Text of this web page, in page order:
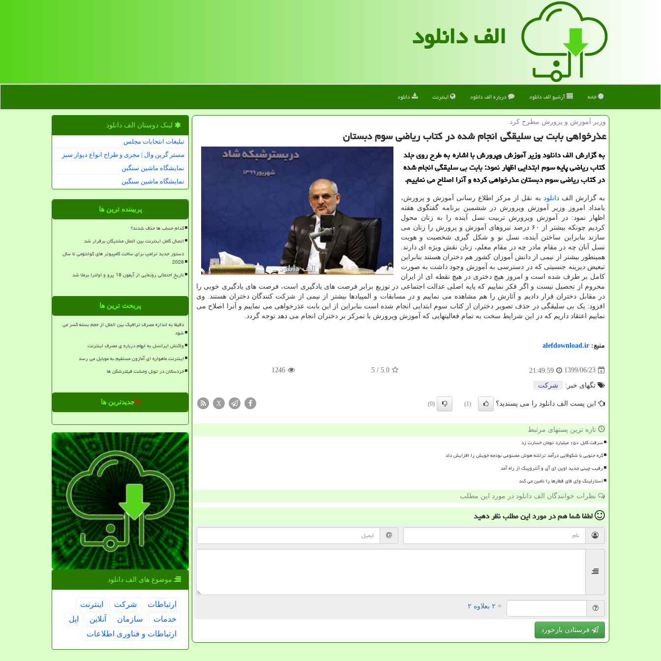
الف دانلود
خانه آرشیو الف دانلود درباره الف دانلود اینترنت دانلود
وزیر آموزش و پرورش مطرح كرد
عذرخواهی بابت بی سلیقگی انجام شده در كتاب ریاضی سوم دبستان
به گزارش الف دانلود وزیر آموزش وپرورش با اشاره به طرح روی جلد
كتاب ریاضی پایه سوم ابتدایی اظهار نمود: بابت بی سلیقگی انجام شده
در كتاب ریاضی سوم دبستان عذرخواهی كرده و آنرا اصلاح می نماییم.
به گزارش الفدانلود به نقل از مرکز اطلاع رسانی آموزش و پرورش،
بامداد امروز وزیر آموزش وپرورش در ششمین برنامه گفتگوی هفته
اظهار نمود: در آموزش وپرورش تربیت نسل آینده را به زنان محول
کردیم چونکه بیشتر از ۶۰ درصد نیروهای آموزش و پرورش را زنان می
سازند بنابراین ساختن آینده، نسل نو و شکل گیری شخصیت و هویت
نسل آنان چه در مقام مادر چه در مقام معلم، زنان نقش ویژه ای دارند.
همینطور بیشتر از نیمی از دانش آموزان کشور هم دختران هستند بنابراین
تبعیض دیرینه جنسیتی که در دسترسی به آموزش وجود داشت به صورت
کامل بر طرف شده است و امروز هیچ دختری در هیچ نقطه ای از ایران
محروم از تحصیل نیست و اگر فکر نماییم که پایه اصلی عدالت اجتماعی در توزیع برابر فرصت های یادگیری است، فرصت های یادگیری خوبی را
در مقابل دختران قرار دادیم و آثارش را هم مشاهده می نماییم و در مسابقات و المپیادها بیشتر از نیمی از شرکت کنندگان دختران هستند. وی
افزود: یک بی سلیقگی در حذف تصویر دختران از کتاب سوم ابتدایی انجام شده است بنابراین از این بابت عذرخواهی می نماییم و آنرا اصلاح می
نماییم اعتقاد داریم که در این شرایط سخت به تمام فعالیتهایی که آموزش وپرورش با تمرکز بر دختران انجام می دهد توجه گردد.
منبع: alefdownload.ir
1399/06/23
21:49:59
5.0
/ 5
1246
تگهای خبر: شركت
این پست الف دانلود را می پسندید؟ (1)
(0)
X
تازه ترین پستهای مرتبط
سرقت کابل ۱۵۰ میلیارد تومان خسارت زد
کره جنوبی با شکوفایی درآمد تراشه هوش مصنوعی بودجه خویش را افزایش داد
رقیب چینی جدید اوپن ای آی و آنتروپیک از راه آمد
استارلینک وای فای قطارها را تامین می کند
نظرات خوانندگان الف دانلود در مورد این مطلب
لطفا شما همدر مورد این مطلبنظر دهید
= ۲ بعلاوه ۲
فرستادن بازخورد
لینک دوستان الف دانلود
تبلیغات انتخابات مجلس
مستر گرین وال | مجری و طراح انواع دیوار سبز
نمایشگاه ماشین سنگین
نمایشگاه ماشین سنگین
پربیننده ترین ها
کدام حساب ها حذف شدند؟
اتصال کامل اینترنت بین الملل مشترکان برقرار شد
دستور جدید ترامپ برای ساخت کامپیوتر های کوانتومی تا سال
2028
تاریخ احتمالی رونمایی از آیفون 18 پرو و اولترا برملا شد
پربحث ترین ها
دقیقا به اندازه مصرف ترافیک بین الملل از حجم بسته کسر می
شود
واکنش ایرانسل به ابهام درباره ی مصرف اینترنت
اینترنت ماهواره ای آمازون مستقیم به موبایل می رسد
خردسالان در تونل وحشت فیلترشکن ها
جدیدترین ها
موضوع های الف دانلود
ارتباطات شركت
اینترنت
خدمات
سازمان آنلاین
اپل
ارتباطات و فناوری اطلاعات